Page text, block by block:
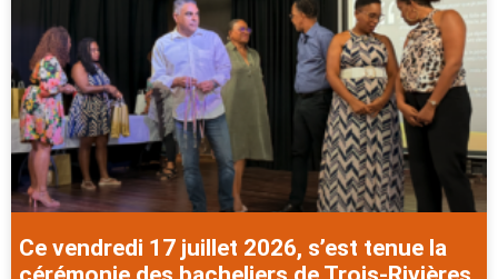
Ce vendredi 17 juillet 2026, s’est tenue la